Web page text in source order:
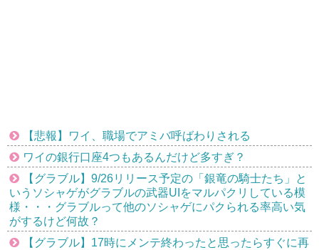
【悲報】ワイ、職場でアミバ呼ばわりされる
ワイの銀行口座4つもあるんだけど多すぎ？
【グラブル】9/26リリース予定の「銀竜の騎士たち」と
いうソシャゲがグラブルの武器UIをマルパクリしている模
様・・・グラブルって他のソシャゲにパクられる率高い気
がするけど何故？
【グラブル】17時にメンテ終わったと思ったらすぐに再